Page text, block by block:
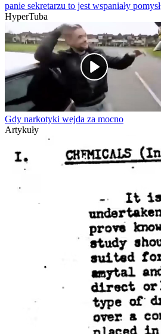
panie sekretarzu to jest wspaniały pomysł
HyperTuba
Gdy narkotyki wejda za mocno
Artykuły